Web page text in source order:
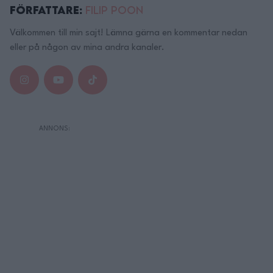
Författare: Filip Poon
Välkommen till min sajt! Lämna gärna en kommentar nedan
eller på någon av mina andra kanaler.